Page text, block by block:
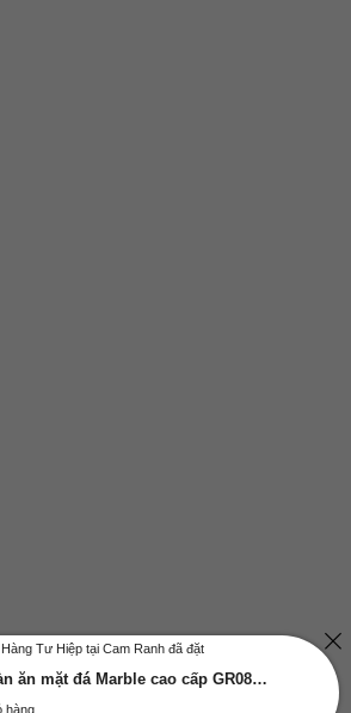
Tư Hiệp tại Cam Ranh đã đặt
Bộ bàn ăn mặt đá Marble cao cấp GR083 - 1m4+4 ghế
hàng